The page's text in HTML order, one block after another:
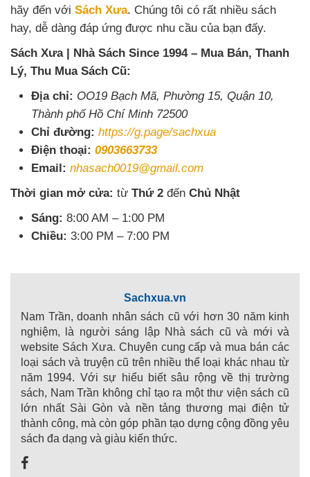
hãy đến với Sách Xưa. Chúng tôi có rất nhiều sách
hay, dễ dàng đáp ứng được nhu cầu của bạn đấy.
Sách Xưa | Nhà Sách Since 1994 – Mua Bán, Thanh
Lý, Thu Mua Sách Cũ:
Địa chỉ: OO19 Bạch Mã, Phường 15, Quận 10,
Thành phố Hồ Chí Minh 72500
Chỉ đường: https://g.page/sachxua
Điện thoại: 0903663733
Email: nhasach0019@gmail.com
Thời gian mở cửa: từ Thứ 2 đến Chủ Nhật
Sáng: 8:00 AM – 1:00 PM
Chiều: 3:00 PM – 7:00 PM
Sachxua.vn
Nam Trần, doanh nhân sách cũ với hơn 30 năm kinh
nghiệm, là người sáng lập Nhà sách cũ và mới và
website Sách Xưa. Chuyên cung cấp và mua bán các
loại sách và truyện cũ trên nhiều thể loại khác nhau từ
năm 1994. Với sự hiểu biết sâu rộng về thị trường
sách, Nam Trần không chỉ tạo ra một thư viện sách cũ
lớn nhất Sài Gòn và nền tảng thương mại điện tử
thành công, mà còn góp phần tạo dựng cộng đồng yêu
sách đa dạng và giàu kiến thức.